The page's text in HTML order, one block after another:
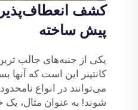
کشف انعطاف‌پذیری
پیش ساخته
یکی از جنبه‌های جالب
کانتینر این است که آنها
می‌توانند در انواع
شوند! به عنوان مثال، یک